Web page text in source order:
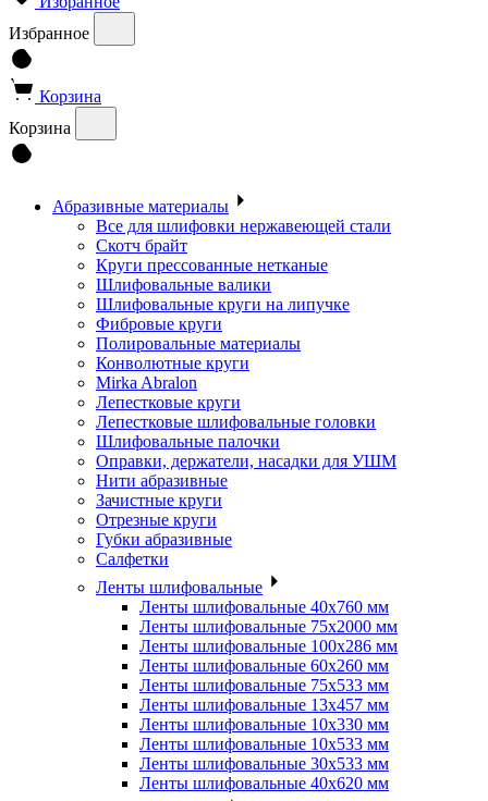
Избранное
Корзина
Корзина
Абразивные материалы
Все для шлифовки нержавеющей стали
Скотч брайт
Круги прессованные нетканые
Шлифовальные валики
Шлифовальные круги на липучке
Фибровые круги
Полировальные материалы
Конволютные круги
Mirka Abralon
Лепестковые круги
Лепестковые шлифовальные головки
Шлифовальные палочки
Оправки, держатели, насадки для УШМ
Нити абразивные
Зачистные круги
Отрезные круги
Губки абразивные
Салфетки
Ленты шлифовальные
Ленты шлифовальные 40х760 мм
Ленты шлифовальные 75х2000 мм
Ленты шлифовальные 100х286 мм
Ленты шлифовальные 60х260 мм
Ленты шлифовальные 75х533 мм
Ленты шлифовальные 13х457 мм
Ленты шлифовальные 10х330 мм
Ленты шлифовальные 10х533 мм
Ленты шлифовальные 30х533 мм
Ленты шлифовальные 40х620 мм